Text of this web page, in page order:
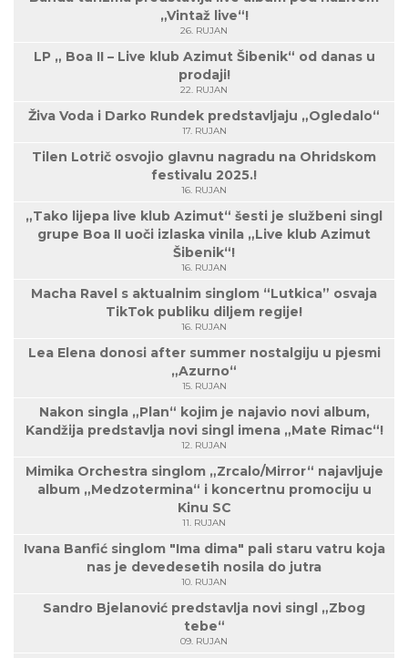
„Vintaž live“!
26. RUJAN
LP „ Boa II – Live klub Azimut Šibenik“ od danas u
prodaji!
22. RUJAN
Živa Voda i Darko Rundek predstavljaju „Ogledalo“
17. RUJAN
Tilen Lotrič osvojio glavnu nagradu na Ohridskom
festivalu 2025.!
16. RUJAN
„Tako lijepa live klub Azimut“ šesti je službeni singl
grupe Boa II uoči izlaska vinila „Live klub Azimut
Šibenik“!
16. RUJAN
Macha Ravel s aktualnim singlom “Lutkica” osvaja
TikTok publiku diljem regije!
16. RUJAN
Lea Elena donosi after summer nostalgiju u pjesmi
„Azurno“
15. RUJAN
Nakon singla „Plan“ kojim je najavio novi album,
Kandžija predstavlja novi singl imena „Mate Rimac“!
12. RUJAN
Mimika Orchestra singlom „Zrcalo/Mirror“ najavljuje
album „Medzotermina“ i koncertnu promociju u
Kinu SC
11. RUJAN
Ivana Banfić singlom "Ima dima" pali staru vatru koja
nas je devedesetih nosila do jutra
10. RUJAN
Sandro Bjelanović predstavlja novi singl „Zbog
tebe“
09. RUJAN